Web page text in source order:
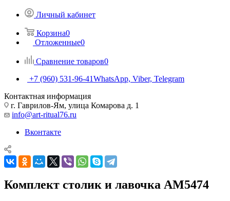
Личный кабинет
Корзина0
Отложенные0
Сравнение товаров0
+7 (960) 531-96-41WhatsApp, Viber, Telegram
Контактная информация
г. Гаврилов-Ям, улица Комарова д. 1
info@art-ritual76.ru
Вконтакте
Комплект столик и лавочка АМ5474